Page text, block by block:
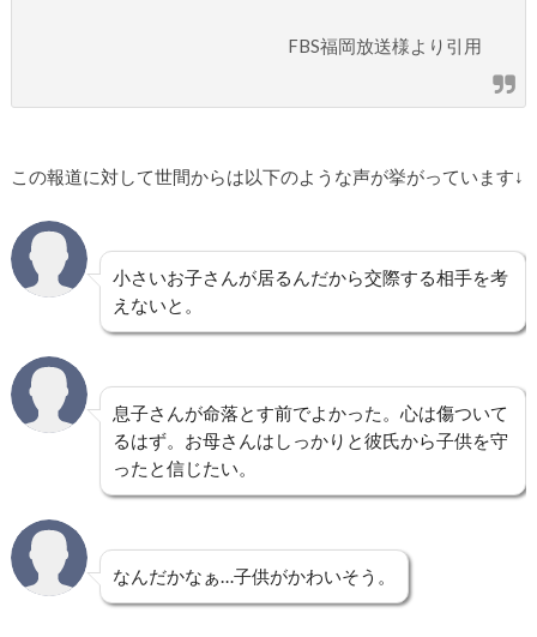
FBS福岡放送様より引用
この報道に対して世間からは以下のような声が挙がっています↓
小さいお子さんが居るんだから交際する相手を考
えないと。
息子さんが命落とす前でよかった。心は傷ついて
るはず。お母さんはしっかりと彼氏から子供を守
ったと信じたい。
なんだかなぁ…子供がかわいそう。